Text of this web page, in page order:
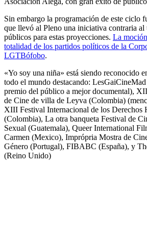
Sin embargo la programación de este ciclo
que llevó al Pleno una iniciativa contraria al
públicos para estas proyecciones. La
totalidad de los partidos políticos de la
LGTBófobo.
«Yo soy una niña» está siendo reconocido
todo el mundo destacando:
premio del público a mejor documental),
de Cine de villa de Leyva (Colombia)
XIII Festival Internacional de los Derechos
(Colombia), La otra banqueta Festival de
Sexual (Guatemala), Queer International
Carmen (Mexico), Imprópria Mostra de
Género (Portugal), FIBABC (España), y
(Reino Unido)